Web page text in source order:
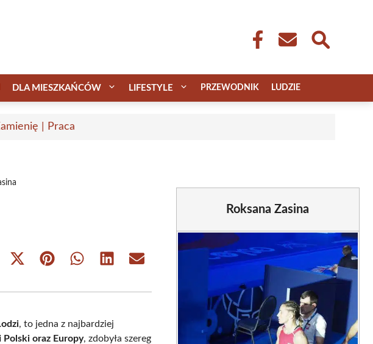
DLA MIESZKAŃCÓW LIFESTYLE PRZEWODNIK LUDZIE
| Praca
Share
(Twitter)
Share Share Share Share
, to jedna z najbardziej
Polski oraz Europy, zdobyła szereg
Roksana Zasina